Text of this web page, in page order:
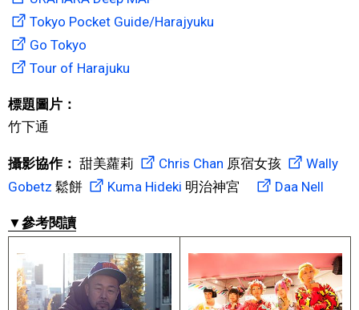
Tokyo Pocket Guide/Harajyuku
Go Tokyo
Tour of Harajuku
標題圖片：
竹下通
攝影協作： 甜美蘿莉 Chris Chan 原宿女孩
Wally
Gobetz 鬆餅 Kuma Hideki 明治神宮 Daa Nell
▼參考閱讀